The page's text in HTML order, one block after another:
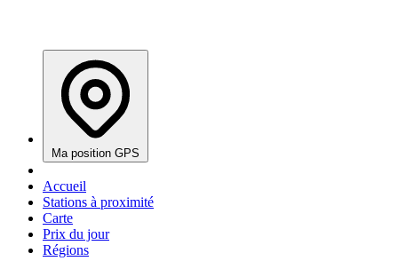
Ma position GPS
Accueil
Stations à proximité
Carte
Prix du jour
Régions